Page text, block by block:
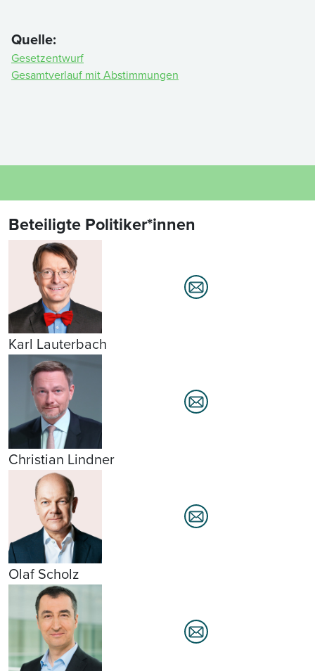
Quelle:
Gesetzentwurf
Gesamtverlauf mit Abstimmungen
Beteiligte Politiker*innen
Karl Lauterbach
Christian Lindner
Olaf Scholz